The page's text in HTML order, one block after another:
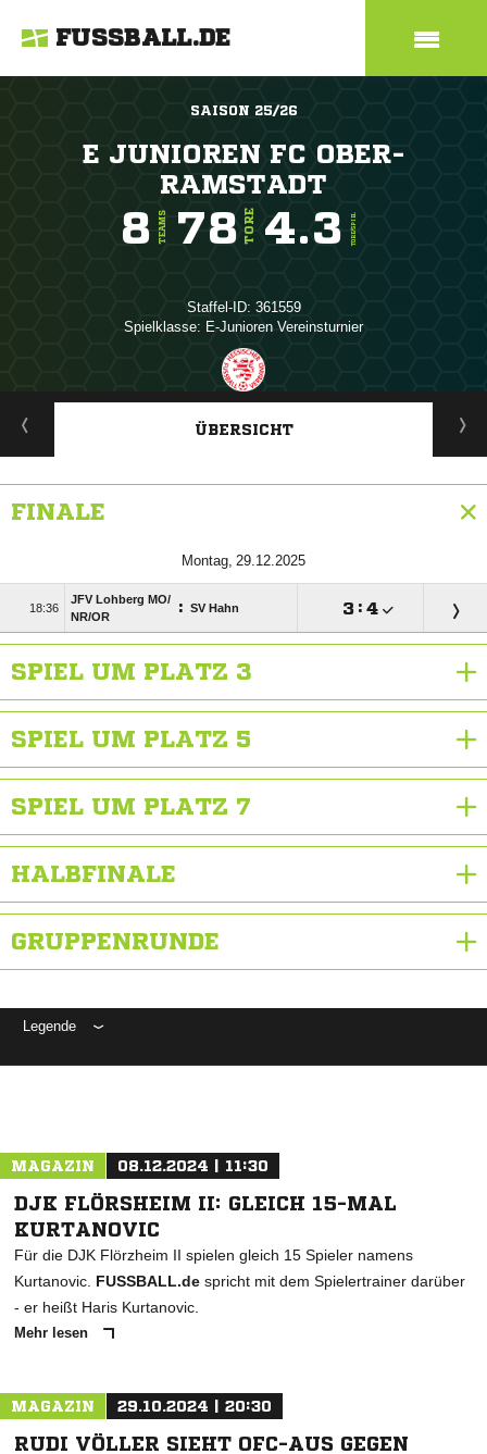
FUSSBALL.DE
SAISON 25/26
E JUNIOREN FC OBER-
RAMSTADT
8 TEAMS 78 TORE 4.3 TORE/SPIEL
Staffel-ID: 361559
Spielklasse: E-Junioren Vereinsturnier
ANZEIGE
ÜBERSICHT
FINALE
 

JFV Lohberg MO/​
NR/​OR
: SV Hahn  : 
SPIEL UM PLATZ 3
SPIEL UM PLATZ 5
SPIEL UM PLATZ 7
HALBFINALE
GRUPPENRUNDE
Legende
MAGAZIN 08.12.2024 | 11:30
DJK FLÖRSHEIM II: GLEICH 15-MAL
KURTANOVIC
Für die DJK Flörzheim II spielen gleich 15 Spieler namens
Kurtanovic. FUSSBALL.de spricht mit dem Spielertrainer darüber
- er heißt Haris Kurtanovic.
Mehr lesen
MAGAZIN 29.10.2024 | 20:30
RUDI VÖLLER SIEHT OFC-AUS GEGEN